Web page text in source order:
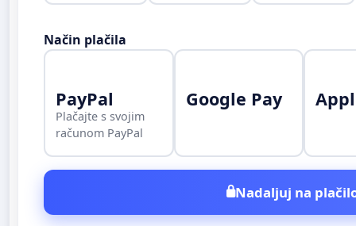
Način plačila
PayPal
Plačajte s svojim
računom PayPal
Google Pay
Nadaljuj na